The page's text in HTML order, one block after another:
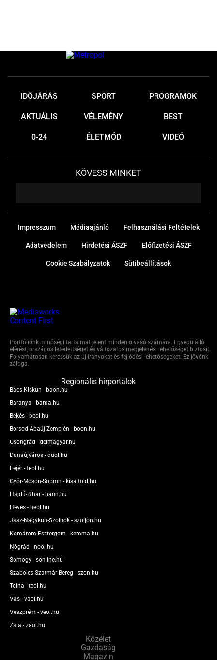
IDŐJÁRÁS SPORT PROGRAMOK
AKTUÁLIS VÉLEMÉNY BEST
0-24 ÉLETMÓD VIDEÓ
KÖVESS MINKET
Impresszum Médiaajánló Felhasználási Feltételek
Adatvédelem Hirdetési ÁSZF Előfizetési ÁSZF
Cookie Szabályzatok Sütibeállítások
Portfóliónk minőségi tartalmat jelent minden olvasó számára. Egyedülálló
elérést, országos lefedettséget és változatos megjelenési lehetőséget biztosít.
Folyamatosan keressük az új irányokat és fejlődési lehetőségeket. Ez jövőnk
záloga.
Regionális hírportálok
Bács-Kiskun - baon.hu
Baranya - bama.hu
Békés - beol.hu
Borsod-Abaúj-Zemplén - boon.hu
Csongrád - delmagyar.hu
Dunaújváros - duol.hu
Fejér - feol.hu
Győr-Moson-Sopron - kisalfold.hu
Hajdú-Bihar - haon.hu
Heves - heol.hu
Jász-Nagykun-Szolnok - szoljon.hu
Komárom-Esztergom - kemma.hu
Nógrád - nool.hu
Somogy - sonline.hu
Szabolcs-Szatmár-Bereg - szon.hu
Tolna - teol.hu
Vas - vaol.hu
Veszprém - veol.hu
Zala - zaol.hu
Közélet
Gazdaság
Magazin